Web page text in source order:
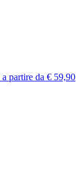
a partire da € 59,90